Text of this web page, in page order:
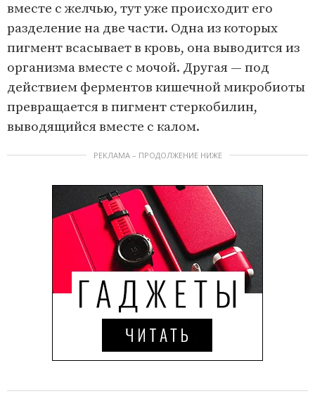
вместе с желчью, тут уже происходит его
разделение на две части. Одна из которых
пигмент всасывает в кровь, она выводится из
организма вместе с мочой. Другая — под
действием ферментов кишечной микробиоты
превращается в пигмент стеркобилин,
выводящийся вместе с калом.
РЕКЛАМА – ПРОДОЛЖЕНИЕ НИЖЕ